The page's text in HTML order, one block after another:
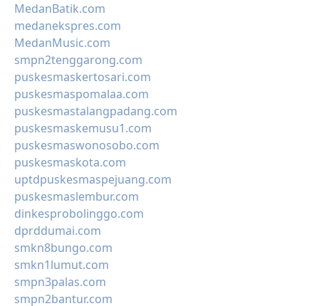
MedanBatik.com
medanekspres.com
MedanMusic.com
smpn2tenggarong.com
puskesmaskertosari.com
puskesmaspomalaa.com
puskesmastalangpadang.com
puskesmaskemusu1.com
puskesmaswonosobo.com
puskesmaskota.com
uptdpuskesmaspejuang.com
puskesmaslembur.com
dinkesprobolinggo.com
dprddumai.com
smkn8bungo.com
smkn1lumut.com
smpn3palas.com
smpn2bantur.com